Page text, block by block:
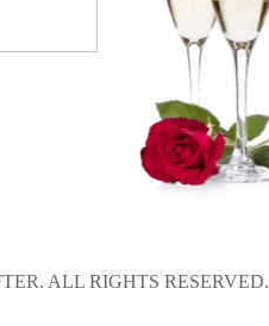
ALL RIGHTS RESERVED.